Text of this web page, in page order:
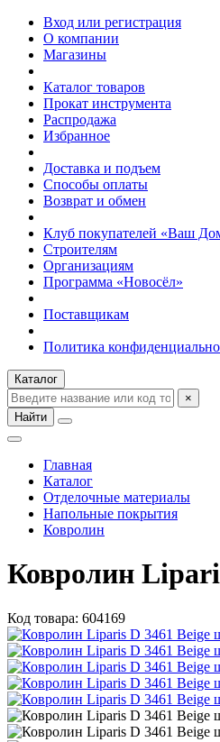
Вход или регистрация
О компании
Магазины
Каталог товаров
Прокат инструмента
Распродажа
Избранное
Доставка и подъем
Способы оплаты
Возврат и обмен
Клуб покупателей «Ваш
Строителям
Организациям
Программа «Новосёл»
Поставщикам
Политика
Каталог
×
Найти
Главная
Каталог
Отделочные материалы
Напольные покрытия
Ковролин
Ковролин
Код товара: 604169